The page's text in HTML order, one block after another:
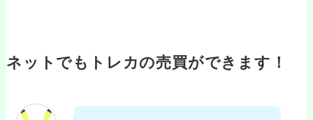
ネットでもトレカの売買ができます！